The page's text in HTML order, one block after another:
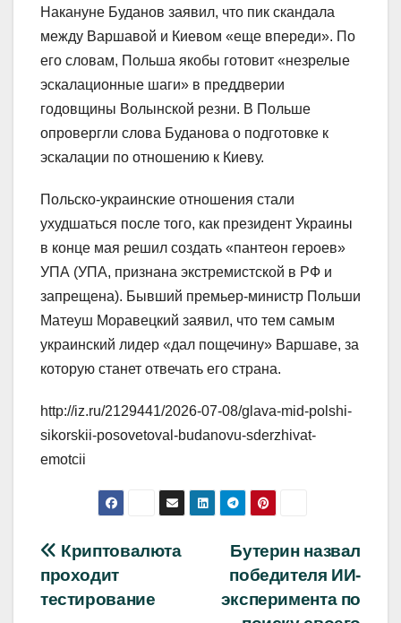
Накануне Буданов заявил, что пик скандала
между Варшавой и Киевом «еще впереди». По
его словам, Польша якобы готовит «незрелые
эскалационные шаги» в преддверии
годовщины Волынской резни. В Польше
опровергли слова Буданова о подготовке к
эскалации по отношению к Киеву.
Польско-украинские отношения стали
ухудшаться после того, как президент Украины
в конце мая решил создать «пантеон героев»
УПА (УПА, признана экстремистской в РФ и
запрещена). Бывший премьер-министр Польши
Матеуш Моравецкий заявил, что тем самым
украинский лидер «дал пощечину» Варшаве, за
которую станет отвечать его страна.
http://iz.ru/2129441/2026-07-08/glava-mid-polshi-
sikorskii-posovetoval-budanovu-sderzhivat-
emotcii
Навигация
по
Бутерин назвал
победителя ИИ-
эксперимента по
Криптовалюта
проходит
тестирование